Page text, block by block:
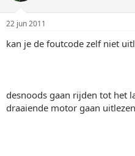
22 jun 2011
kan je de foutcode zelf niet
desnoods gaan rijden tot het
draaiende motor gaan